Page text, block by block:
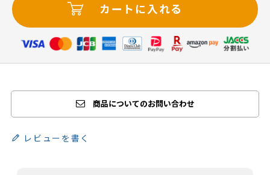
カートに入れる
商品についてのお問い合わせ
レビューを書く